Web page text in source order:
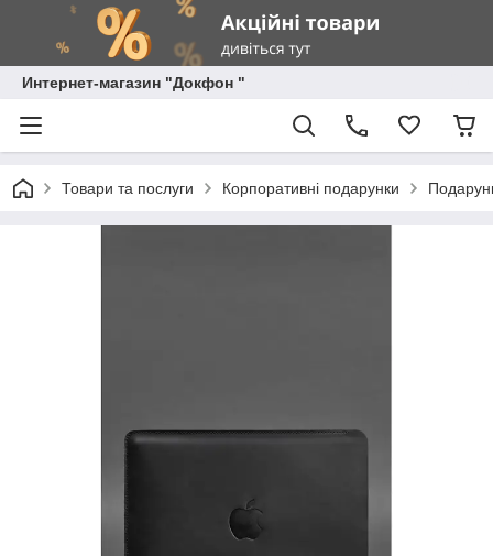
Интернет-магазин "Докфон "
Товари та послуги Корпоративні подарунки